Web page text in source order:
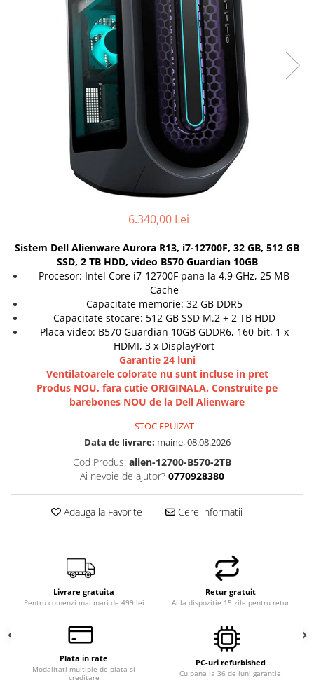
Genti Laptop
Incarcatoare laptop
Incarcatoare laptop refurbished
Standuri și Coolere Laptop
Alte accesorii
Placi de baza
Ventilatoare carcasa
Componente Renew/Refurbished
Placi de baza REFURBISHED
Calculatoare All-in-One RENEW
Componente All-in-One
6.340,00 Lei
Sistem Dell Alienware Aurora R13, i7-12700F, 32 GB, 512 GB
SSD, 2 TB HDD, video B570 Guardian 10GB
Procesor: Intel Core i7-12700F pana la 4.9 GHz, 25 MB
Cache
Capacitate memorie: 32 GB DDR5
Capacitate stocare: 512 GB SSD M.2 + 2 TB HDD
Placa video: B570 Guardian 10GB GDDR6, 160-bit, 1 x
HDMI, 3 x DisplayPort
Garantie 24 luni
Ventilatoarele colorate nu sunt incluse in pret
Produs NOU, fara cutie ORIGINALA. Construite pe
barebones NOU de la Dell Alienware
STOC EPUIZAT
Data de livrare: maine, 08.08.2026
Cod Produs: alien-12700-B570-2TB
Ai nevoie de ajutor? 0770928380
Adauga la Favorite Cere informatii
Livrare gratuita
Pentru comenzi mai mari de 499 lei
Retur gratuit
Ai la dispozitie 15 zile pentru retur
Plata in rate
Modalitati multiple de plata si
creditare
PC-uri refurbished
Cu pana la 36 de luni garantie